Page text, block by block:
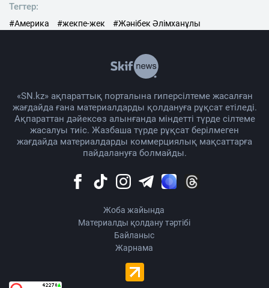
Тегтер:
#Америка #жекпе-жек #Жәнібек Әлімханұлы
«SN.kz» ақпараттық порталына гиперсілтеме жасалған
жағдайда ғана материалдарды қолдануға рұқсат етіледі.
Ақпараттан дәйексөз алынғанда міндетті түрде сілтеме
жасалуы тиіс. Жазбаша түрде рұқсат берілмеген
жағдайда материалдарды коммерциялық мақсаттарға
пайдалануға болмайды.
Жоба жайында
Материалды қолдану тәртібі
Байланыс
Жарнама